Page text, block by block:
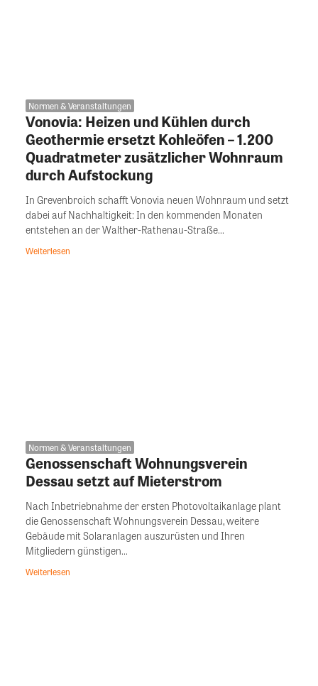
Normen & Veranstaltungen
Vonovia: Heizen und Kühlen durch
Geothermie ersetzt Kohleöfen – 1.200
Quadratmeter zusätzlicher Wohnraum
durch Aufstockung
In Grevenbroich schafft Vonovia neuen Wohnraum und setzt
dabei auf Nachhaltigkeit: In den kommenden Monaten
entstehen an der Walther-Rathenau-Straße...
Weiterlesen
Normen & Veranstaltungen
Genossenschaft Wohnungsverein
Dessau setzt auf Mieterstrom
Nach Inbetriebnahme der ersten Photovoltaikanlage plant
die Genossenschaft Wohnungsverein Dessau, weitere
Gebäude mit Solaranlagen auszurüsten und Ihren
Mitgliedern günstigen...
Weiterlesen